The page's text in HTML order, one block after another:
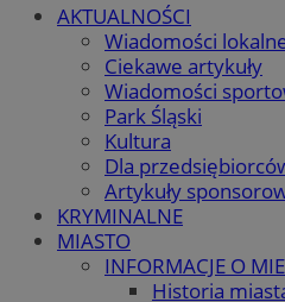
AKTUALNOŚCI
Wiadomości
Ciekawe artykuły
Wiadomości
Park Śląski
Kultura
Dla
Artykuły
KRYMINALNE
MIASTO
INFORMACJE O
Historia